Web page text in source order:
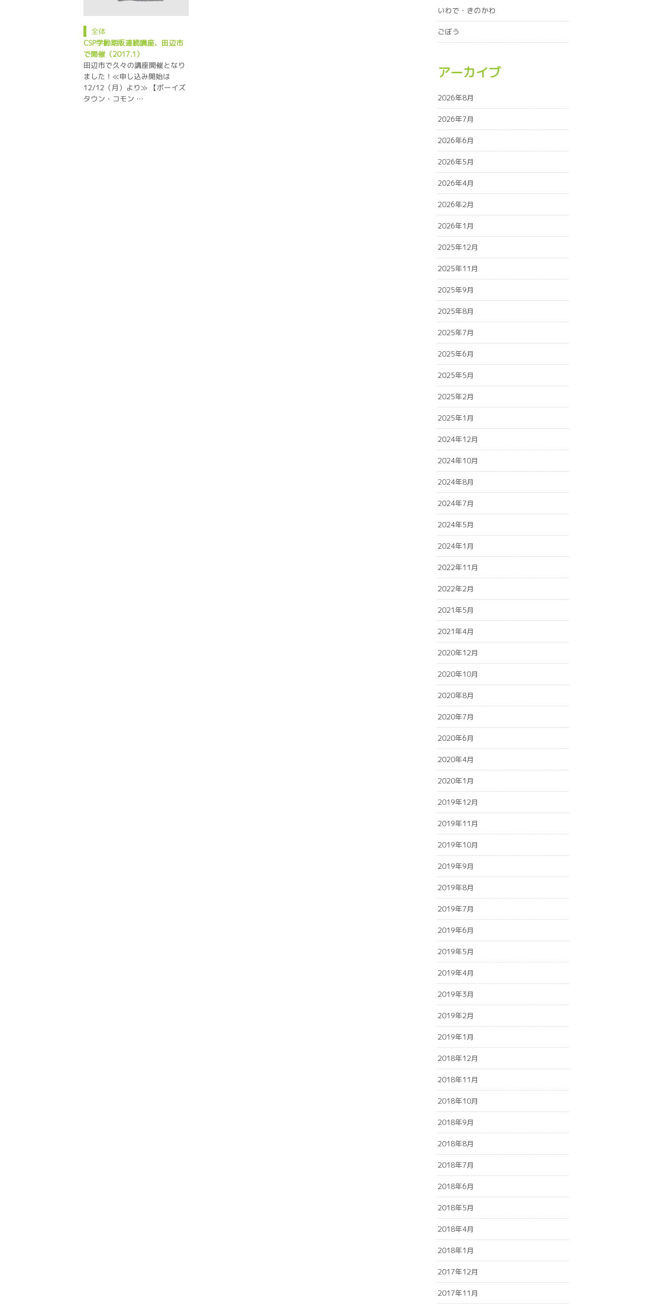
全体
CSP学齢期版連続講座、田辺市
で開催（2017.1）
田辺市で久々の講座開催となり
ました！≪申し込み開始は
12/12（月）より≫ 【ボーイズ
タウン・コモン …
いわで・きのかわ
ごぼう
アーカイブ
2026年8月
2026年7月
2026年6月
2026年5月
2026年4月
2026年2月
2026年1月
2025年12月
2025年11月
2025年9月
2025年8月
2025年7月
2025年6月
2025年5月
2025年2月
2025年1月
2024年12月
2024年10月
2024年8月
2024年7月
2024年5月
2024年1月
2022年11月
2022年2月
2021年5月
2021年4月
2020年12月
2020年10月
2020年8月
2020年7月
2020年6月
2020年4月
2020年1月
2019年12月
2019年11月
2019年10月
2019年9月
2019年8月
2019年7月
2019年6月
2019年5月
2019年4月
2019年3月
2019年2月
2019年1月
2018年12月
2018年11月
2018年10月
2018年9月
2018年8月
2018年7月
2018年6月
2018年5月
2018年4月
2018年1月
2017年12月
2017年11月